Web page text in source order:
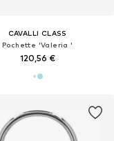
CAVALLI CLASS
Pochette 'Valeria '
120,56 €